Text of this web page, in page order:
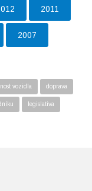
2011
2007
vozidla doprava
legislativa